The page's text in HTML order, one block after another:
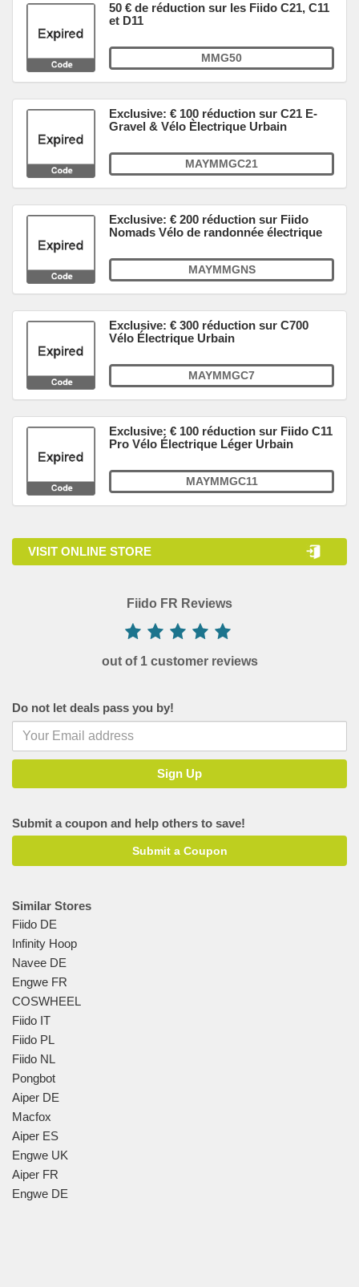
50 € de réduction sur les Fiido C21, C11
et D11
MMG50
Exclusive: € 100 réduction sur C21 E-
Gravel & Vélo Èlectrique Urbain
MAYMMGC21
Exclusive: € 200 réduction sur Fiido
Nomads Vélo de randonnée électrique
MAYMMGNS
Exclusive: € 300 réduction sur C700
Vélo Électrique Urbain
MAYMMGC7
Exclusive: € 100 réduction sur Fiido C11
Pro Vélo Électrique Léger Urbain
MAYMMGC11
VISIT ONLINE STORE
Fiido FR Reviews
out of 1 customer reviews
Do not let deals pass you by!
Submit a coupon and help others to save!
Submit a Coupon
Similar Stores
Fiido DE
Infinity Hoop
Navee DE
Engwe FR
COSWHEEL
Fiido IT
Fiido PL
Fiido NL
Pongbot
Aiper DE
Macfox
Aiper ES
Engwe UK
Aiper FR
Engwe DE